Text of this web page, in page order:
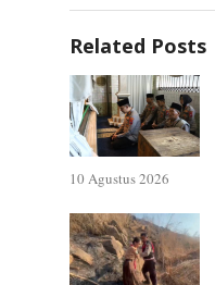
Related Posts
10 Agustus 2026